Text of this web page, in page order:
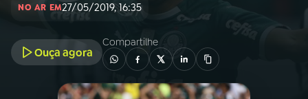
NO AR EM27/05/2019, 16:35
Ouça agora
Compartilhe